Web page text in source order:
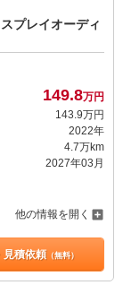
プレイオーディ
149.8万円
143.9万円
2022年
4.7万km
2027年03月
他の情報を開く
見積依頼（無料）